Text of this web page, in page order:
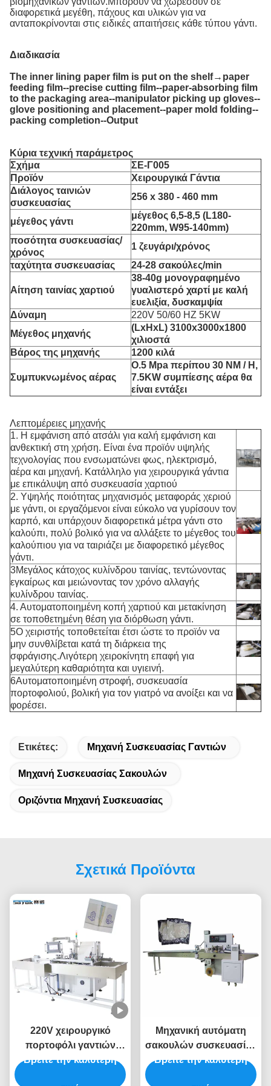
διαφορετικά μεγέθη, πάχους και υλικών για να
ανταποκρίνονται στις ειδικές απαιτήσεις κάθε τύπου γάντι.
Διαδικασία
The inner lining paper film is put on the shelf→paper
feeding film--precise cutting film--paper-absorbing film
to the packaging area--manipulator picking up gloves--
glove positioning and placement--paper mold folding--
packing completion--Output
Κύρια τεχνική παράμετρος
Σχήμα
ΣΕ-Γ005
Προϊόν
Χειρουργικά Γάντια
Διάλογος ταινιών
συσκευασίας
256 x 380 - 460 mm
μέγεθος γάντι
μέγεθος 6,5-8,5 (L180-
220mm, W95-140mm)
ποσότητα συσκευασίας/
χρόνος
1 ζευγάρι/χρόνος
ταχύτητα συσκευασίας
24-28 σακούλες/min
Αίτηση ταινίας χαρτιού
38-40g μονογραφημένο
γυαλιστερό χαρτί με καλή
ευελιξία, δυσκαμψία
Δύναμη
220V 50/60 HZ 5KW
Μέγεθος μηχανής
(LxHxL) 3100x3000x1800
χιλιοστά
Βάρος της μηχανής
1200 κιλά
Συμπυκνωμένος αέρας
O.5 Mpa περίπου 30 NM / H,
7.5KW συμπίεσης αέρα θα
είναι εντάξει
Λεπτομέρειες μηχανής
1. Η εμφάνιση από ατσάλι για καλή εμφάνιση και
ανθεκτική στη χρήση. Είναι ένα προϊόν υψηλής
τεχνολογίας που ενσωματώνει φως, ηλεκτρισμό,
αέρα και μηχανή. Κατάλληλο για χειρουργικά γάντια
με επικάλυψη από συσκευασία χαρτιού
2. Υψηλής ποιότητας μηχανισμός μεταφοράς χεριού
με γάντι, οι εργαζόμενοι είναι εύκολο να γυρίσουν τον
καρπό, και υπάρχουν διαφορετικά μέτρα γάντι στο
καλούπι, πολύ βολικό για να αλλάξετε το μέγεθος του
καλούπιου για να ταιριάζει με διαφορετικό μέγεθος
γάντι.
3Μεγάλος κάτοχος κυλίνδρου ταινίας, τεντώνοντας
εγκαίρως και μειώνοντας τον χρόνο αλλαγής
κυλίνδρου ταινίας.
4. Αυτοματοποιημένη κοπή χαρτιού και μετακίνηση
σε τοποθετημένη θέση για διόρθωση γάντι.
5Ο χειριστής τοποθετείται έτσι ώστε το προϊόν να
μην συνθλίβεται κατά τη διάρκεια της
σφράγισης.Λιγότερη χειροκίνητη επαφή για
μεγαλύτερη καθαριότητα και υγιεινή.
6Αυτοματοποιημένη στροφή, συσκευασία
πορτοφολιού, βολική για τον γιατρό να ανοίξει και να
φορέσει.
Ετικέτες: Μηχανή Συσκευασίας Γαντιών
Μηχανή Συσκευασίας Σακουλών
Οριζόντια Μηχανή Συσκευασίας
Σχετικά Προϊόντα
220V χειρουργικό
πορτοφόλι γαντιών
μηχανών συσκευασίας
Βρείτε την καλύτερη
Μηχανική αυτόματη
σακουλών συσκευασίας
μηχανών μηχανή
Βρείτε την καλύτερη